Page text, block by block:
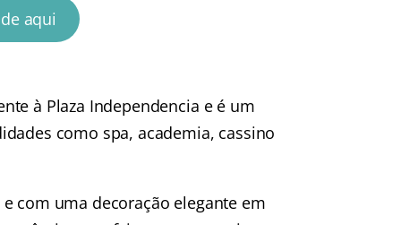
aqui
à Plaza Independencia e é um
como spa, academia, cassino
com uma decoração elegante em